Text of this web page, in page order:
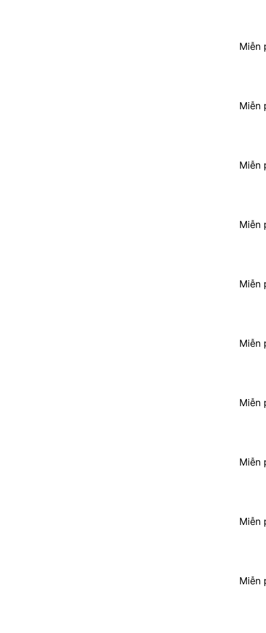
Miễn
Miễn
Miễn
Miễn
Miễn
Miễn
Miễn
Miễn
Miễn
Miễn